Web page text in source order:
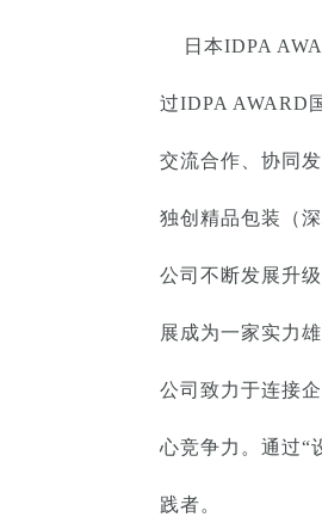
日本IDPA
过IDPA AWARD
交流合作、协同
独创精品包装（
公司不断发展升
展成为一家实力
公司致力于连接
心竞争力。通过“
践者。